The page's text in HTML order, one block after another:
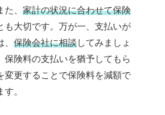
、 家計の状況に合わせて保険
も大切です。万が一、支払いが
保険会社に相談してみましょ
保険料の支払いを猶予してもら
変更することで保険料を減額で
。